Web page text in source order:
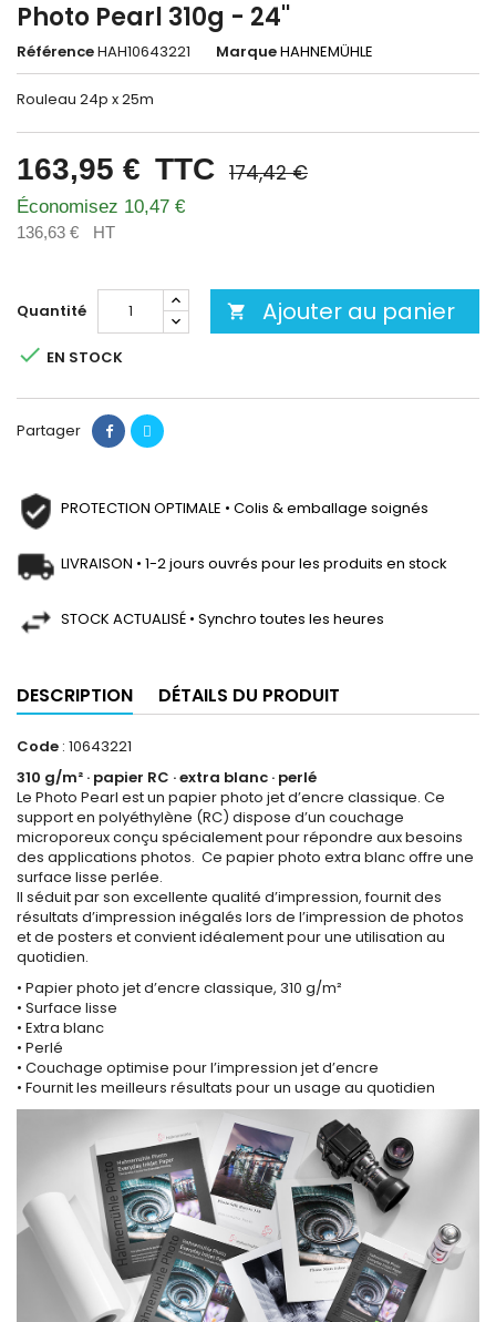
Photo Pearl 310g - 24''
RéférenceHAH10643221 MarqueHAHNEMÜHLE
Rouleau 24p x 25m
163,95 € TTC 174,42 €
Économisez 10,47 €
136,63 € HT
Quantité  Ajouter au panier
 EN STOCK
Partager
PROTECTION OPTIMALE • Colis & emballage soignés
LIVRAISON • 1-2 jours ouvrés pour les produits en stock
STOCK ACTUALISÉ • Synchro toutes les heures
DESCRIPTION DÉTAILS DU PRODUIT
Code : 10643221
310 g/m² · papier RC · extra blanc · perlé
Le Photo Pearl est un papier photo jet d’encre classique. Ce
support en polyéthylène (RC) dispose d’un couchage
microporeux conçu spécialement pour répondre aux besoins
des applications photos. Ce papier photo extra blanc offre une
surface lisse perlée.
Il séduit par son excellente qualité d’impression, fournit des
résultats d’impression inégalés lors de l’impression de photos
et de posters et convient idéalement pour une utilisation au
quotidien.
• Papier photo jet d’encre classique, 310 g/m²
• Surface lisse
• Extra blanc
• Perlé
• Couchage optimise pour l’impression jet d’encre
• Fournit les meilleurs résultats pour un usage au quotidien